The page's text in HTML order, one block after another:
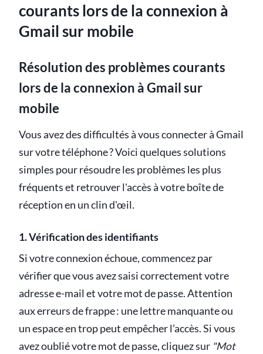
courants lors de la connexion à
Gmail sur mobile
Résolution des problèmes courants
lors de la connexion à Gmail sur
mobile
Vous avez des difficultés à vous connecter à Gmail
sur votre téléphone ? Voici quelques solutions
simples pour résoudre les problèmes les plus
fréquents et retrouver l'accès à votre boîte de
réception en un clin d'œil.
1. Vérification des identifiants
Si votre connexion échoue, commencez par
vérifier que vous avez saisi correctement votre
adresse e-mail et votre mot de passe. Attention
aux erreurs de frappe : une lettre manquante ou
un espace en trop peut empêcher l’accès. Si vous
avez oublié votre mot de passe, cliquez sur "Mot